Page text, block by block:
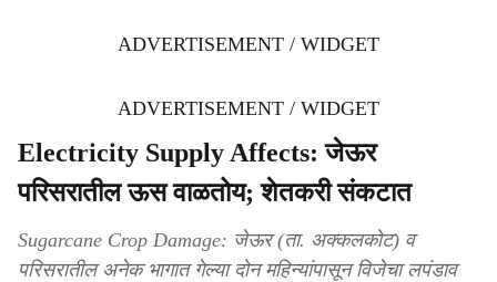
ADVERTISEMENT / WIDGET
ADVERTISEMENT / WIDGET
Electricity Supply Affects: जेऊर
परिसरातील ऊस वाळतोय; शेतकरी संकटात
Sugarcane Crop Damage: जेऊर (ता. अक्कलकोट) व
परिसरातील अनेक भागात गेल्या दोन महिन्यांपासून विजेचा लपंडाव